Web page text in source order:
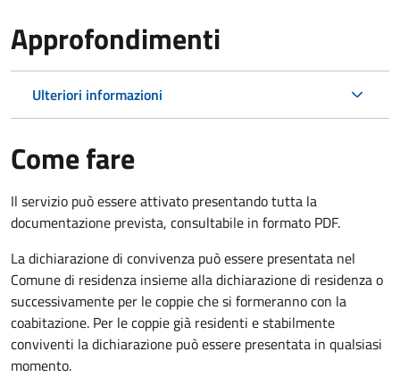
Approfondimenti
Ulteriori informazioni
Come fare
Il servizio può essere attivato presentando tutta la
documentazione prevista, consultabile in formato PDF.
La dichiarazione di convivenza può essere presentata nel
Comune di residenza insieme alla dichiarazione di residenza o
successivamente per le coppie che si formeranno con la
coabitazione. Per le coppie già residenti e stabilmente
conviventi la dichiarazione può essere presentata in qualsiasi
momento.